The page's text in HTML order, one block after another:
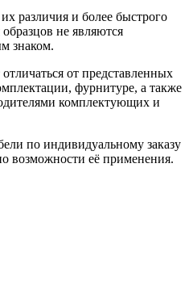
различия и более быстрого
не являются
знаком.
от представленных
фурнитуре, а также
комплектующих и
по индивидуальному заказу
возможности её применения.